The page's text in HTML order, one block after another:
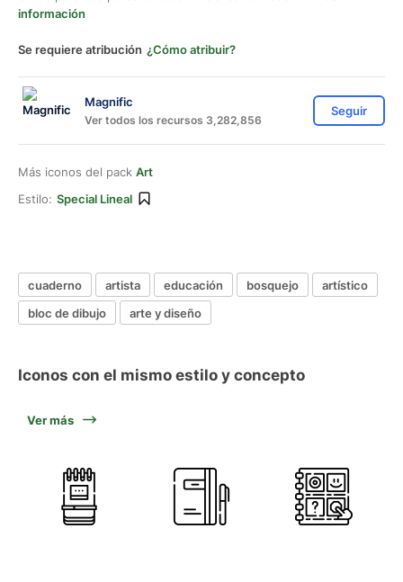
información
Se requiere atribución ¿Cómo atribuir?
Magnific
Ver todos los recursos 3,282,856
Seguir
Más iconos del pack Art
Estilo: Special Lineal
cuaderno artista educación bosquejo
artístico
bloc de dibujo
arte y diseño
Iconos con el mismo estilo y concepto
Ver más